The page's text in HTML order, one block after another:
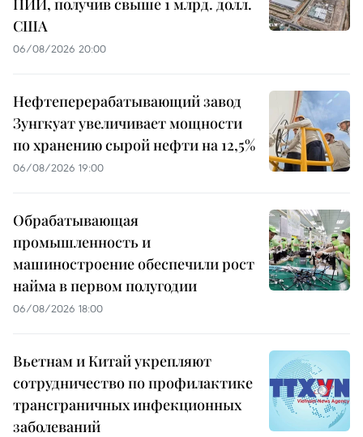
США
06/08/2026 20:00
Нефтеперерабатывающий завод
Зунгкуат увеличивает мощности
по хранению сырой нефти на 12,5%
06/08/2026 19:00
Обрабатывающая
промышленность и
машиностроение обеспечили рост
найма в первом полугодии
06/08/2026 18:00
Вьетнам и Китай укрепляют
сотрудничество по профилактике
трансграничных инфекционных
заболеваний